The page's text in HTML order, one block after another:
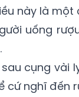
này là
uống
cụng vài
cứ nghĩ đến